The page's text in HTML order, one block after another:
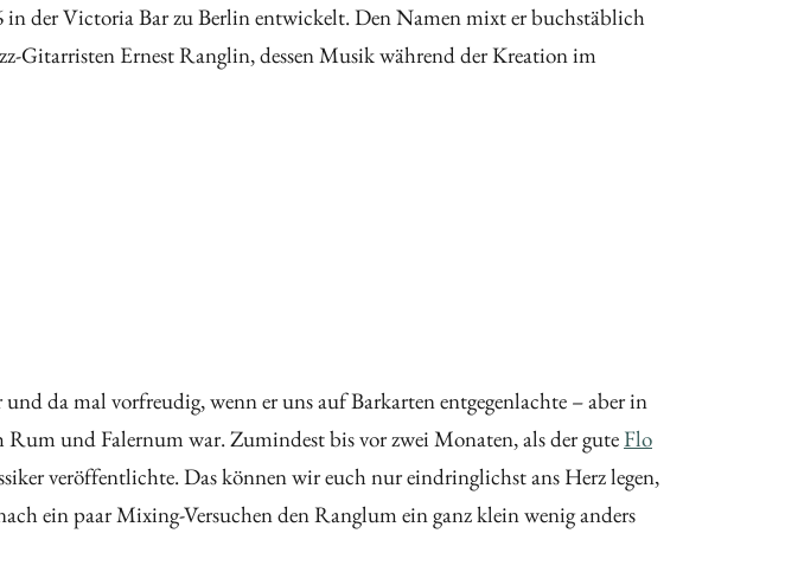
der Victoria Bar zu Berlin entwickelt. Den Namen mixt er buchstäblich
Gitarristen Ernest Ranglin, dessen Musik während der Kreation im
da mal vorfreudig, wenn er uns auf Barkarten entgegenlachte – aber in
und Falernum war. Zumindest bis vor zwei Monaten, als der guteFlo
veröffentlichte. Das können wir euch nur eindringlichst ans Herz legen,
ein paar Mixing-Versuchen den Ranglum ein ganz klein wenig anders